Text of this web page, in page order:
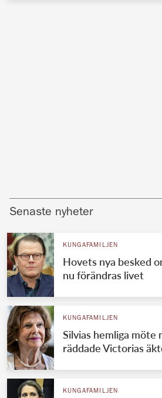
Senaste nyheter
KUNGAFAMILJEN
Hovets nya besked
nu förändras livet
KUNGAFAMILJEN
Silvias hemliga möte
räddade Victorias
KUNGAFAMILJEN